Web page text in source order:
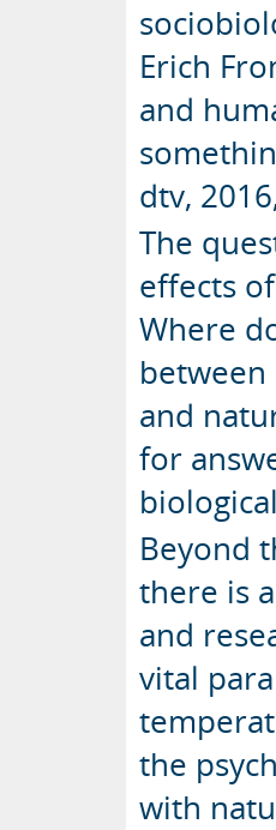
Erich
and
dtv,
The
effects
Where
and
for
Beyond
there is
and
vital
the
with